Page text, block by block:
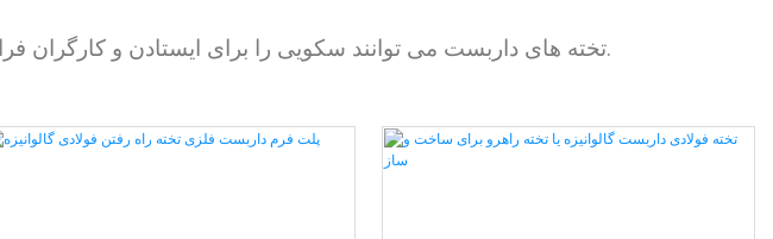
تخته های داربست می توانند سکویی را برای ایستادن و کارگران فراهم کنند کار بعضی اوقات تخته ها نیز نیاز به تحمل انباشت و حمل مصالح ساختمانی دارند.